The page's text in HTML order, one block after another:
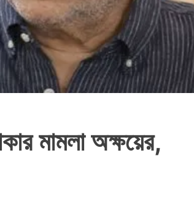
মামলা অক্ষয়ের,